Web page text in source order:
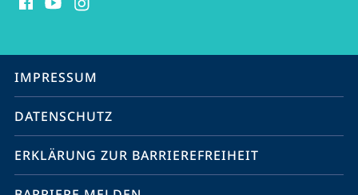
Media
Service-
Navigation
IMPRESSUM
DATENSCHUTZ
ERKLÄRUNG ZUR BARRIEREFREIHEIT